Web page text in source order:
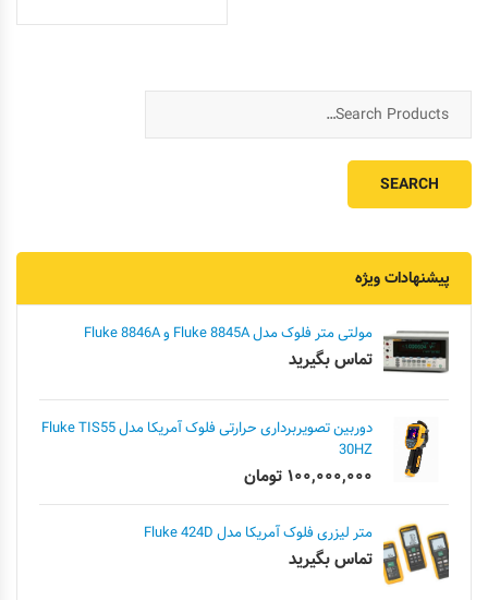
پیشنهادات ویژه
مولتی متر فلوک مدل Fluke 8845A و Fluke 8846A
تماس بگیرید
دوربین تصویربرداری حرارتی فلوک آمریکا مدل Fluke TIS55
30HZ
۱۰۰,۰۰۰,۰۰۰ تومان
متر لیزری فلوک آمریکا مدل Fluke 424D
تماس بگیرید